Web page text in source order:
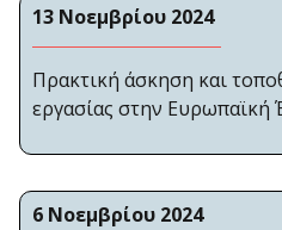
13 Νοεμβρίου 2024
Πρακτική άσκηση και
εργασίας στην Ευρωπαϊκή
6 Νοεμβρίου 2024